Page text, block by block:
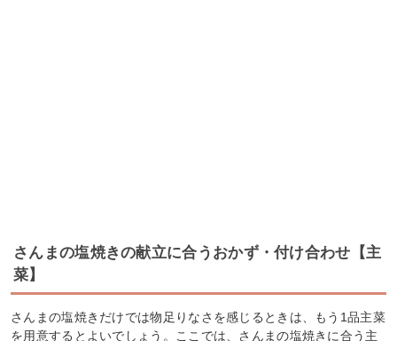
さんまの塩焼きの献立に合うおかず・付け合わせ【主
菜】
さんまの塩焼きだけでは物足りなさを感じるときは、もう1品主菜
を用意するとよいでしょう。ここでは、さんまの塩焼きに合う主